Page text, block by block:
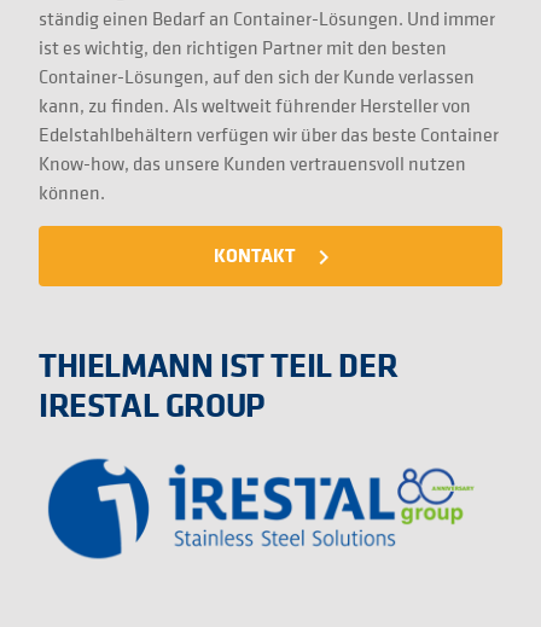
ständig einen Bedarf an Container-Lösungen. Und immer
ist es wichtig, den richtigen Partner mit den besten
Container-Lösungen, auf den sich der Kunde verlassen
kann, zu finden. Als weltweit führender Hersteller von
Edelstahlbehältern verfügen wir über das beste Container
Know-how, das unsere Kunden vertrauensvoll nutzen
können.
KONTAKT navigate_next
THIELMANN IST TEIL DER
IRESTAL GROUP